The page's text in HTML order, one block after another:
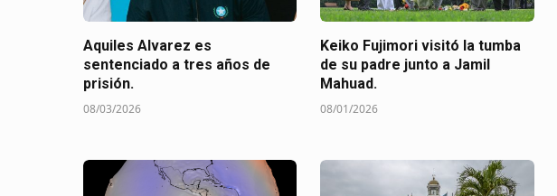
Aquiles Alvarez es
sentenciado a tres años de
prisión.
08/03/2026
Keiko Fujimori visitó la tumba
de su padre junto a Jamil
Mahuad.
08/01/2026